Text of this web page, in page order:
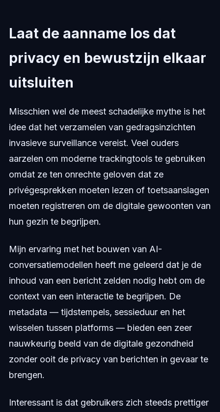
Laat de aanname los dat
privacy en bewustzijn elkaar
uitsluiten
Misschien wel de meest schadelijke mythe is het
idee dat het verzamelen van gedragsinzichten
invasieve surveillance vereist. Veel ouders
aarzelen om moderne trackingtools te gebruiken
omdat ze ten onrechte geloven dat ze
privégesprekken moeten lezen of toetsaanslagen
moeten registreren om de digitale gewoonten van
hun gezin te begrijpen.
Mijn ervaring met het bouwen van AI-
conversatiemodellen heeft me geleerd dat je de
inhoud van een bericht zelden nodig hebt om de
context van een interactie te begrijpen. De
metadata — tijdstempels, sessieduur en het
wisselen tussen platforms — bieden een zeer
nauwkeurig beeld van de digitale gezondheid
zonder ooit de privacy van berichten in gevaar te
brengen.
Interessant is dat gebruikers zich steeds prettiger